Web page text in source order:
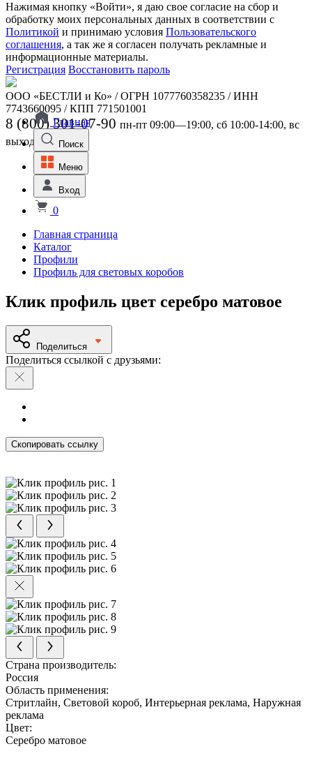
Нажимая кнопку «Войти», я даю свое согласие на сбор и
обработку моих персональных данных в соответствии с
Политикой и принимаю условия Пользовательского
соглашения, а так же я согласен получать рекламные и
информационные материалы.
Регистрация Восстановить пароль
ООО «БЕСТЛИ и Ко» / ОГРН 1077760358235 / ИНН
7743660095 / КПП 771501001
8 (800) 301-07-90 пн-пт 09:00—19:00, сб 10:00-14:00, вс
выходной
Главная
Поиск
Меню
Вход
0
Главная страница
Каталог
Профили
Профиль для световых коробов
Клик профиль цвет серебро матовое
Поделиться
Поделиться ссылкой с друзьями:
Скопировать ссылку
Страна производитель:
Россия
Область применения:
Стритлайн, Световой короб, Интерьерная реклама, Наружная
реклама
Цвет:
Серебро матовое